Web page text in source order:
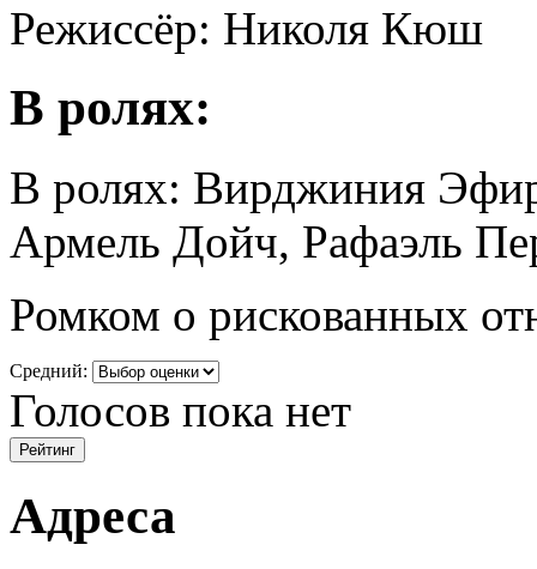
Режиссёр: Николя Кюш
В ролях:
В ролях: Вирджиния
Армель Дойч, Рафаэль
Ромком о рискованных
Средний:
Голосов пока нет
Адреса